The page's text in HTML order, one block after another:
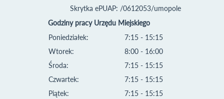
Skrytka ePUAP: /0612053/umopole
Godziny pracy Urzędu Miejskiego
Poniedziałek:
Wtorek:
Środa:
Czwartek:
Piątek:
7:15 - 15:15
8:00 - 16:00
7:15 - 15:15
7:15 - 15:15
7:15 - 15:15